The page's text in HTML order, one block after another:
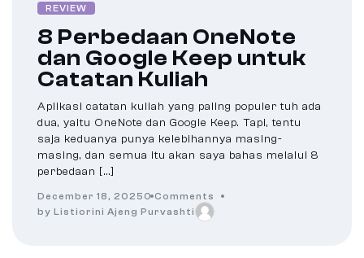
REVIEW
8 Perbedaan OneNote
dan Google Keep untuk
Catatan Kuliah
Aplikasi catatan kuliah yang paling populer tuh ada
dua, yaitu OneNote dan Google Keep. Tapi, tentu
saja keduanya punya kelebihannya masing-
masing, dan semua itu akan saya bahas melalui 8
perbedaan […]
December 18, 2025 0 Comments
by Listiorini Ajeng Purvashti